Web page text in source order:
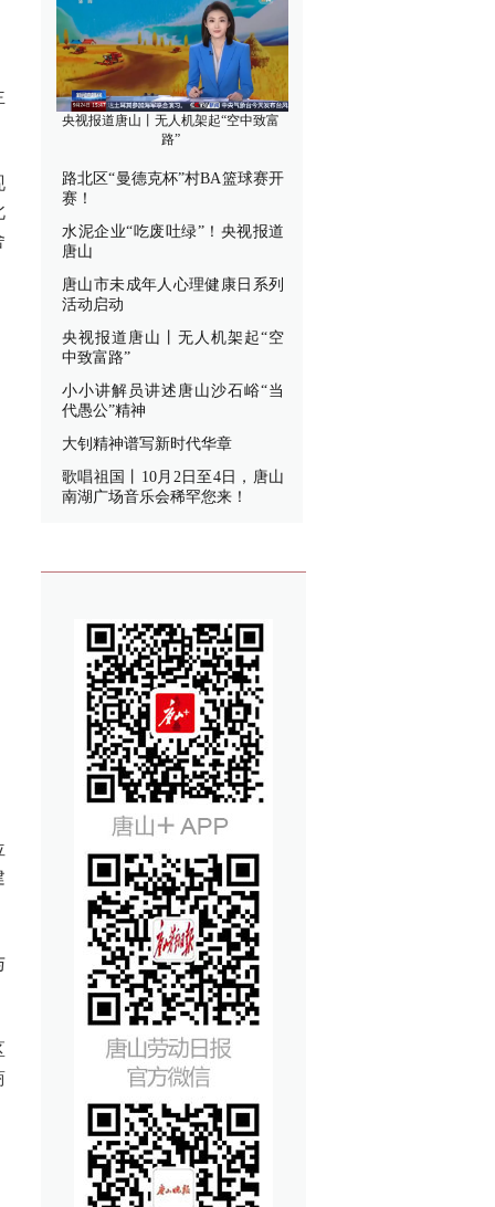
央视报道唐山丨无人机架起“空中致富
路”
路北区“曼德克杯”村BA篮球赛开
赛！
水泥企业“吃废吐绿”！央视报道
唐山
唐山市未成年人心理健康日系列
活动启动
央视报道唐山丨无人机架起“空
中致富路”
小小讲解员讲述唐山沙石峪“当
代愚公”精神
大钊精神谱写新时代华章
歌唱祖国丨10月2日至4日，唐山
南湖广场音乐会稀罕您来！